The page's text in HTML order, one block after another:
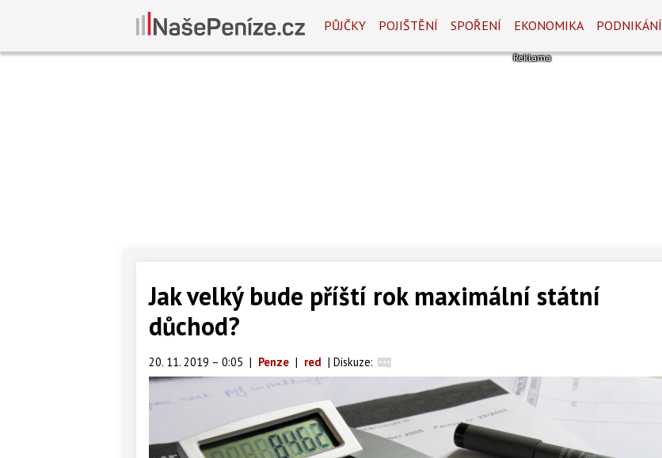
PŮJČKY POJIŠTĚNÍ SPOŘENÍ EKONOMIKA PODNIKÁNÍ
Jak velký bude příští rok maximální státní
důchod?
20. 11. 2019 – 0:05 | Penze | red | Diskuze: